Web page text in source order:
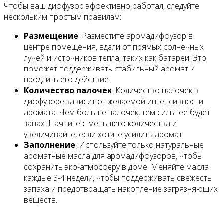
Чтобы ваш диффузор эффективно работал, следуйте
нескольким простым правилам:
Размещение: Разместите аромадиффузор в
центре помещения, вдали от прямых солнечных
лучей и источников тепла, таких как батареи. Это
поможет поддерживать стабильный аромат и
продлить его действие.
Количество палочек: Количество палочек в
диффузоре зависит от желаемой интенсивности
аромата. Чем больше палочек, тем сильнее будет
запах. Начните с меньшего количества и
увеличивайте, если хотите усилить аромат.
Заполнение: Используйте только натуральные
ароматные масла для аромадиффузоров, чтобы
сохранить эко-атмосферу в доме. Меняйте масла
каждые 3-4 недели, чтобы поддерживать свежесть
запаха и предотвращать накопление загрязняющих
веществ.